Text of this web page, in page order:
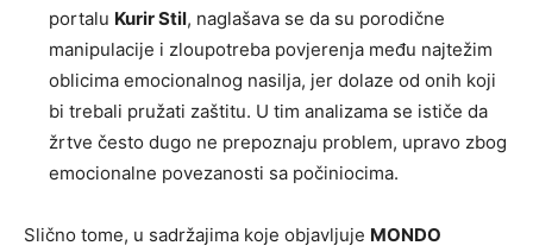
portalu Kurir Stil, naglašava se da su porodične
manipulacije i zloupotreba povjerenja među najtežim
oblicima emocionalnog nasilja, jer dolaze od onih koji
bi trebali pružati zaštitu. U tim analizama se ističe da
žrtve često dugo ne prepoznaju problem, upravo zbog
emocionalne povezanosti sa počiniocima.
Slično tome, u sadržajima koje objavljuje MONDO